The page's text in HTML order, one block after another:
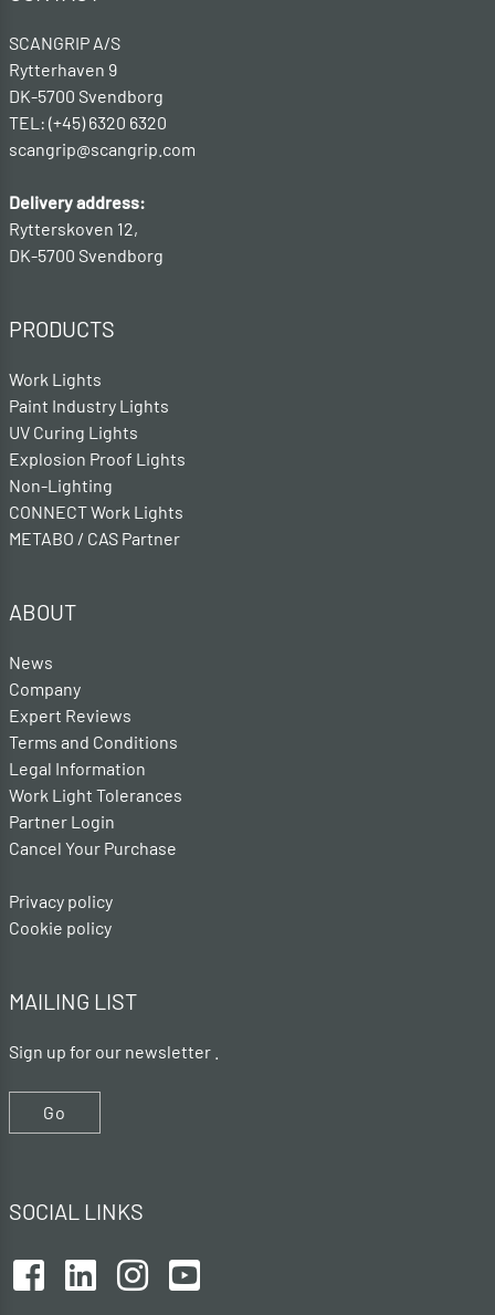
SCANGRIP A/S
Rytterhaven 9
DK-5700 Svendborg
TEL: (+45) 6320 6320
scangrip@scangrip.com
Delivery address:
Rytterskoven 12,
DK-5700 Svendborg
PRODUCTS
Work Lights
Paint Industry Lights
UV Curing Lights
Explosion Proof Lights
Non-Lighting
CONNECT Work Lights
METABO / CAS Partner
ABOUT
News
Company
Expert Reviews
Terms and Conditions
Legal Information
Work Light Tolerances
Partner Login
Cancel Your Purchase
Privacy policy
Cookie policy
MAILING LIST
Sign up for our newsletter .
Go
SOCIAL LINKS